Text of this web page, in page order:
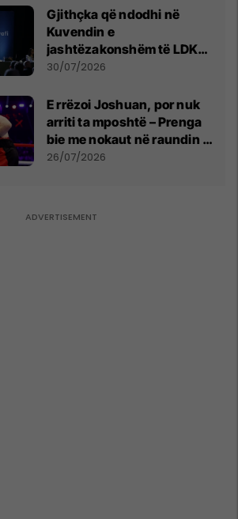
Gjithçka që ndodhi në
Kuvendin e
jashtëzakonshëm të LDK-
së
30/07/2026
E rrëzoi Joshuan, por nuk
arriti ta mposhtë – Prenga
bie me nokaut në raundin e
dytë
26/07/2026